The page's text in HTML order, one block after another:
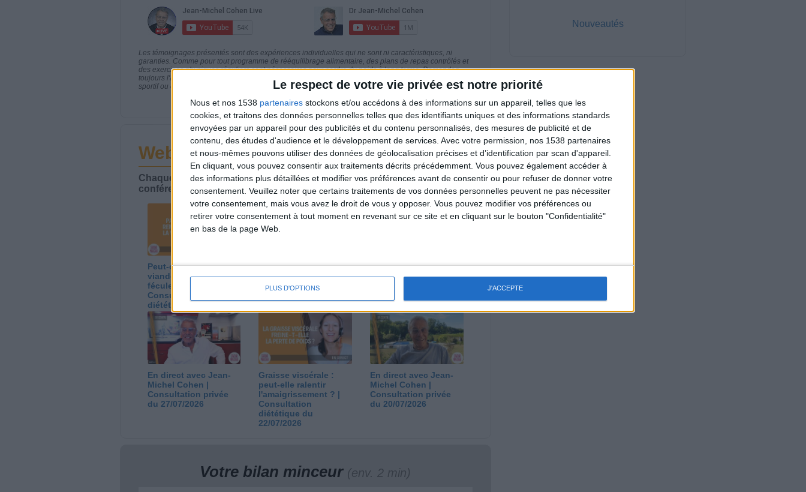
Le respect de votre vie privée est notre priorité
Nous et nos 1538 partenaires stockons et/ou accédons à des informations sur un appareil, telles que les
cookies, et traitons des données personnelles telles que des identifiants uniques et des informations standards
envoyées par un appareil pour des publicités et du contenu personnalisés, des mesures de publicité et de
contenu, des études d'audience et le développement de services. Avec votre permission, nos 1538 partenaires
et nous-mêmes pouvons utiliser des données de géolocalisation précises et d’identification par scan d'appareil.
En cliquant, vous pouvez consentir aux traitements décrits précédemment. Vous pouvez également accéder à
des informations plus détaillées et modifier vos préférences avant de consentir ou pour refuser de donner votre
consentement. Veuillez noter que certains traitements de vos données personnelles peuvent ne pas nécessiter
votre consentement, mais vous avez le droit de vous y opposer. Vous pouvez modifier vos préférences ou
retirer votre consentement à tout moment en revenant sur ce site et en cliquant sur le bouton "Confidentialité"
en bas de la page Web.
PLUS D'OPTIONS J'ACCEPTE
Les témoignages présentés sont des expériences individuelles qui ne sont ni caractéristiques, ni
garanties. Comme pour tout programme de rééquilibrage alimentaire, des plans de repas contrôlés et
des exercices physiques réguliers sont nécessaires pour perdre du poids à long terme. Demandez
toujours l'avis de votre médecin traitant avant d'entreprendre un régime amincissant, un programme
sportif ou de modifier vos habitudes nutritionnelles.
Webinaires en direct Voir tout
Chaque semaine, posez vos questions en live en participant à des vidéo-
conférences avec Jean-Michel et les diététiciennes du programme.
Peut-on remplacer la
viande par des
féculents ?
Consultation
diététique du
05/08/2026
Le plan à 1600
calories est-il trop
copieux ?
03/08/2026
Comment perdre le
dernier kilo avant la
29/07/2026
En direct avec Jean-
Michel Cohen |
Consultation privée
du 27/07/2026
Graisse viscérale :
peut-elle ralentir
l'amaigrissement ? |
Consultation
diététique du
22/07/2026
En direct avec Jean-
Michel Cohen |
Consultation privée
du 20/07/2026
Votre bilan minceur (env. 2 min)
Nouveautés